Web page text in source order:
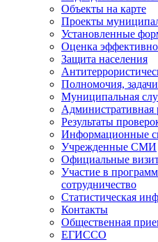
Объекты на карте
Проекты
Установленные
Оценка
Защита населения
Полномочия,
Муниципальная
Административная
Результаты
Информационные
Учрежденные СМИ
Официальные
Участие в
сотрудничество
Статистическая
Контакты
Общественная
ЕГИССО